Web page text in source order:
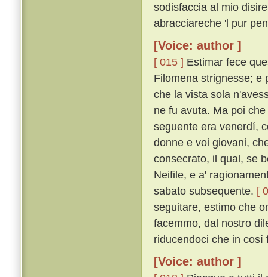
sodisfaccia al mio
abracciareche 'l pur
[Voice: author ]
[ 015 ] Estimar fece
Filomena strignesse; e
che la vista sola
ne fu avuta. Ma poi
seguente era venerdí,
donne e voi giovani,
consecrato, il qual, se
Neifile, e a'
sabato subsequente. [
seguitare, estimo che
facemmo, dal nostro
riducendoci che in cosí
[Voice: author ]